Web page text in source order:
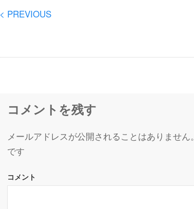
< PREVIOUS
コメントを残す
メールアドレスが公開されることはありません。
です
コメント